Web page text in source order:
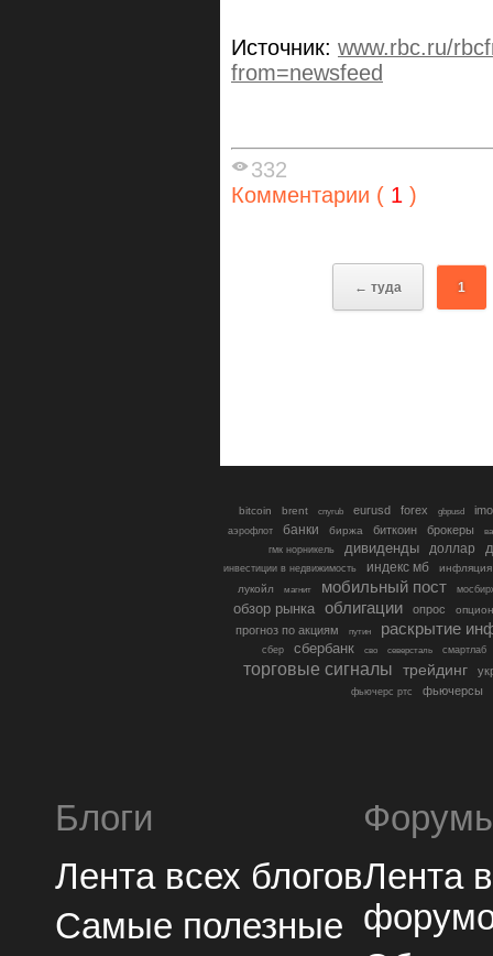
Источник: www.rbc.ru/
from=newsfeed
332
Комментарии ( 1 )
← туда 1
bitcoin brent cnyrub eurusd forex gbpusd
аэрофлот банки биржа биткоин брокеры
гмк норникель
дивиденды доллар
инвестиции в недвижимость индекс мб
инфляция
лукойл
магнит мобильный пост
обзор рынка облигации опрос
прогноз по акциям путин раскрытие
сбер сбербанк сво северсталь смартлаб
торговые сигналы трейдинг
фьючерс ртс фьючерсы
Блоги
Лента всех блогов
Самые полезные
Лента